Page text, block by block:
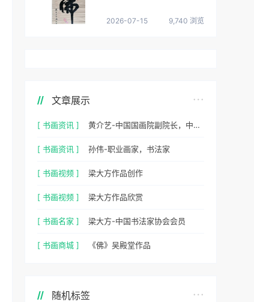
2026-07-15 9,740 浏览
文章展示
[ 书画资讯 ] 黄介艺-中国国画院副院长，中国民间书画家协会副主席
[ 书画资讯 ] 孙伟-职业画家，书法家
[ 书画视频 ] 梁大方作品创作
[ 书画视频 ] 梁大方作品欣赏
[ 书画名家 ] 梁大方-中国书法家协会会员
[ 书画商城 ] 《佛》吴殿堂作品
随机标签